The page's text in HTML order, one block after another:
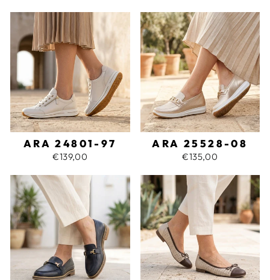
ARA 24801-97
€139,00
ARA 25528-08
€135,00